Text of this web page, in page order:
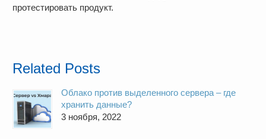
протестировать продукт.
Related Posts
Облако против выделенного сервера – где
хранить данные?
3 ноября, 2022